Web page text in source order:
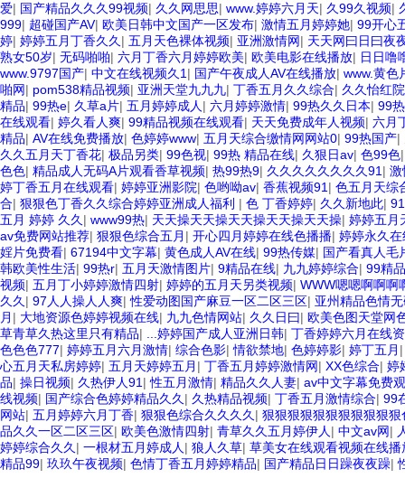
爱| 国产精品久久久99视频| 久久网思思| www.婷婷六月天| 久99久视频|
999| 超碰国产AV| 欧美日韩中文国产一区发布| 激情五月婷婷她| 99开心
婷| 婷婷五月丁香久久 | 五月天色裸体视频| 亚洲激情网| 天天网曰日曰夜
熟女50岁| 无码啪啪| 六月丁香六月婷婷欧美| 欧美电影在线播放| 日日噜
www.9797国产| 中文在线视频久1 | 国产午夜成人AV在线播放| www.黄色
啪网| pom538精品视频| 亚洲天堂九九九| 丁香五月久久综合| 久久怡红院
精品| 99热e| 久草a片| 五月婷婷成人 | 六月婷婷激情| 99热久久日本| 99
在线观看| 婷久看人爽| 99精品视频在线观看| 天天免费成年人视频| 六月
精品| AV在线免费播放| 色婷婷www| 五月天综合缴情网网站0| 99热国产|
久久五月天丁香花| 极品另类| 99色视| 99热 精品在线| 久狠日av| 色99色
色色| 精品成人无码A片观看香草视频| 热99热9| 久久久久久久久久91 | 激
婷丁香五月在线观看| 婷婷亚洲影院| 色哟呦av| 香蕉视频91 | 色五月天综
合| 狠狠色丁香久久综合婷婷亚洲成人福利 | 色 丁香婷婷| 久久新地此|
五月 婷婷 久久 | www99热| 天天操天天操天天操天天操天天操| 婷婷五月
av免费网站推荐| 狠狠色综合五月 | 开心四月婷婷在线色播播| 婷婷永久在
婬片免费看| 67194中文字幕| 黄色成人AV在线| 99热传媒| 国产看真人毛
韩欧美性生活| 99热r| 五月天激情图片| 9精品在线| 九九婷婷综合| 99精
视频| 五月丁小婷婷激情四射| 婷婷的五月天另类视频| WWW嗯嗯啊啊啊
久久 | 97人人操人人爽|性爱动图国产麻豆一区二区三区| 亚州精品色情
月 | 大地资源色婷婷视频在线| 九九色情网站| 久久日曰| 欧美色图天堂网
草青草久热这里只有精品| ...婷婷国产成人亚洲日韩| 丁香婷婷六月在线
色色色777| 婷婷五月六月激情| 综合色影|情欲禁地| 色婷婷影| 婷丁五月
心五月天私房婷婷| 五月天婷婷五月 | 丁香五月婷婷激情网| XX色综合| 婷
品| 操日视频| 久热伊人91 |性五月激情| 精品久久人妻| av中文字幕免费
线视频| 国产综合色婷婷精品久久 | 久热精品视频| 丁香五月激情综合| 99
网站| 五月婷婷六月丁香| 狠狠色综合久久久久 | 狠狠狠狠狠狠狠狠狠狠狠
品久久一区二区三区| 欧美色激情四射| 青草久久五月婷伊人 | 中文av网|
婷婷综合久久 | 一根材五月婷成人 | 狼人久草| 草美女在线观看视频在线播
精品99| 玖玖午夜视频| 色情丁香五月婷婷精品| 国产精品日日躁夜夜躁|